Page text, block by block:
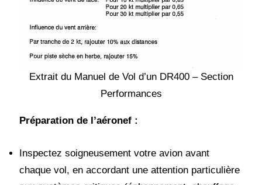
Extrait du Manuel de Vol d’un DR400 – Section
Performances
Préparation de l’aéronef :
Inspectez soigneusement votre avion avant
chaque vol, en accordant une attention particulière